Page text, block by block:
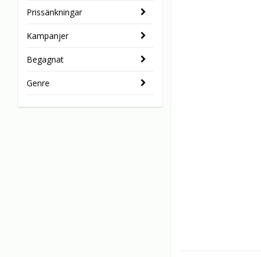
Prissänkningar
Kampanjer
Begagnat
Genre